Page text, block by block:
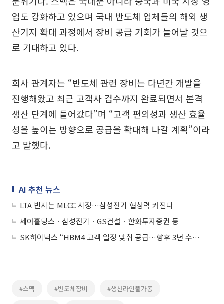
업도 강화하고 있으며 국내 반도체 업체들의 해외 생
산기지 확대 과정에서 장비 공급 기회가 늘어날 것으
로 기대하고 있다.
회사 관계자는 “반도체 관련 장비는 다년간 개발을
진행해왔고 최근 고객사 검수까지 완료되면서 본격
생산 단계에 들어갔다”며 “고객 편의성과 생산 효율
성을 높이는 방향으로 공급을 확대해 나갈 계획”이라
고 말했다.
AI 추천 뉴스
LTA 번지는 MLCC 시장…삼성전기 협상력 커진다
세아홀딩스ㆍ삼성전기ㆍGS건설ㆍ한화투자증권 등
SK하이닉스 “HBM4 고객 일정 맞춰 공급…향후 3년 수요 캐파 상회”
#스맥 #반도체장비 #생산라인풀가동